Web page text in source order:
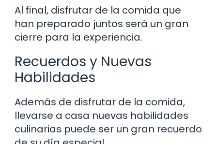
Al final, disfrutar de la comida que
han preparado juntos será un gran
cierre para la experiencia.
Recuerdos y Nuevas
Habilidades
Además de disfrutar de la comida,
llevarse a casa nuevas habilidades
culinarias puede ser un gran recuerdo